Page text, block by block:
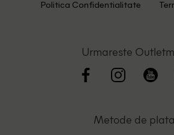
Politica Confidentialitate
Urmareste
Metode de plata